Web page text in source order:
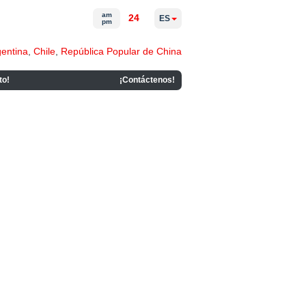
Chile República Popular de China
¡Contáctenos!
am
pm
24 ES